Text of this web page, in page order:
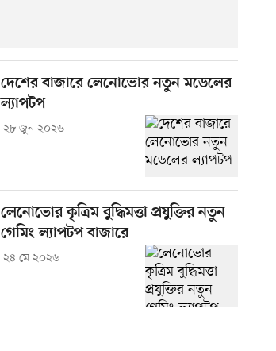
দেশের বাজারে লেনোভোর নতুন মডেলের
ল্যাপটপ
২৮ জুন ২০২৬
লেনোভোর কৃত্রিম বুদ্ধিমত্তা প্রযুক্তির নতুন
গেমিং ল্যাপটপ বাজারে
২৪ মে ২০২৬